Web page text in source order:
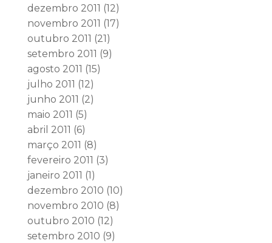
dezembro 2011 (12)
novembro 2011 (17)
outubro 2011 (21)
setembro 2011 (9)
agosto 2011 (15)
julho 2011 (12)
junho 2011 (2)
maio 2011 (5)
abril 2011 (6)
março 2011 (8)
fevereiro 2011 (3)
janeiro 2011 (1)
dezembro 2010 (10)
novembro 2010 (8)
outubro 2010 (12)
setembro 2010 (9)